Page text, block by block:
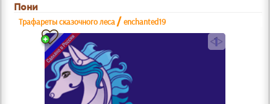
Пони
Трафареты сказочного леса /enchanted19
a